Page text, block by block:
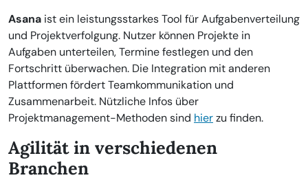
Asana ist ein leistungsstarkes Tool für Aufgabenverteilung
und Projektverfolgung. Nutzer können Projekte in
Aufgaben unterteilen, Termine festlegen und den
Fortschritt überwachen. Die Integration mit anderen
Plattformen fördert Teamkommunikation und
Zusammenarbeit. Nützliche Infos über
Projektmanagement-Methoden sind hierzu finden.
Agilität in verschiedenen
Branchen